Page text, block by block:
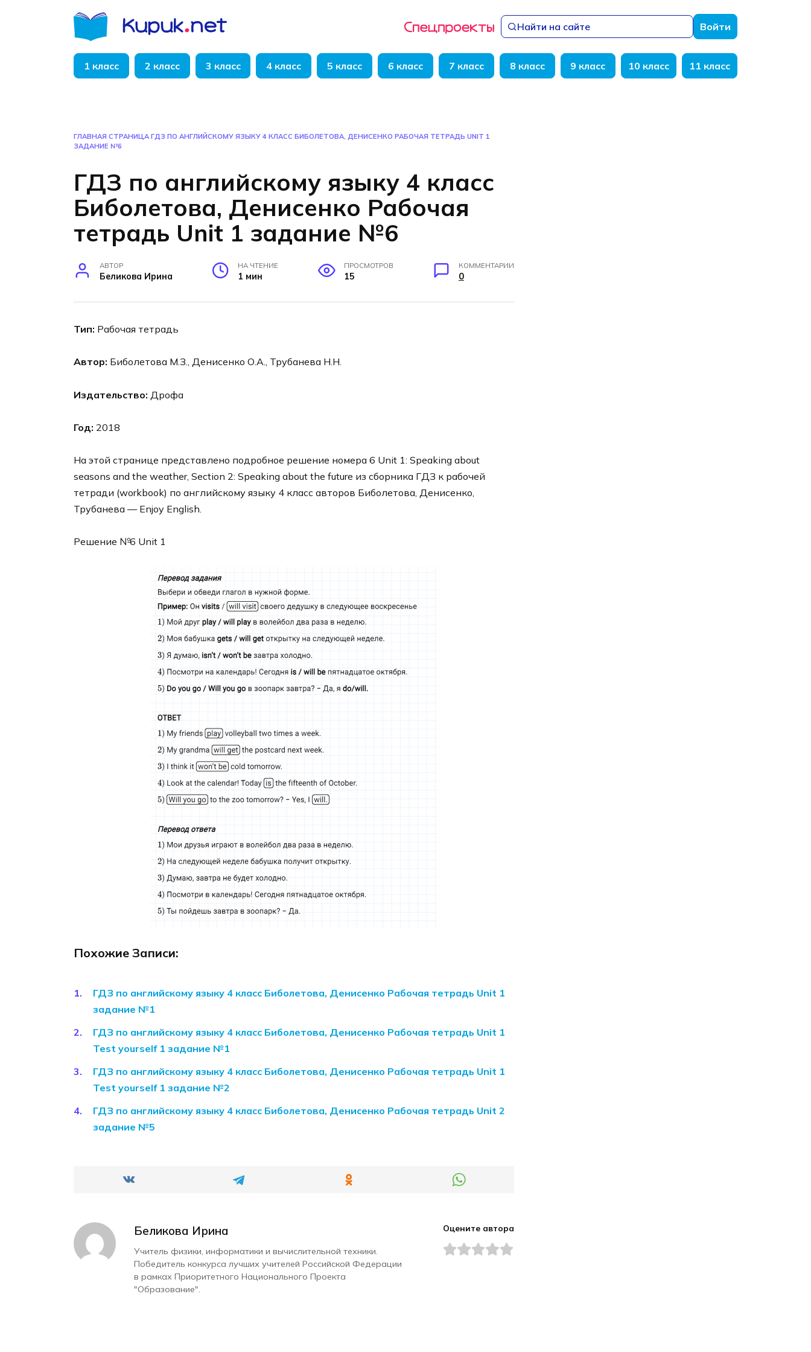
Найти на сайте Войти
1 класс 2 класс 3 класс 4 класс 5 класс 6 класс 7 класс 8 класс 9 класс 10 класс 11 класс
ГЛАВНАЯ СТРАНИЦА ГДЗ ПО АНГЛИЙСКОМУ ЯЗЫКУ 4 КЛАСС БИБОЛЕТОВА, ДЕНИСЕНКО РАБОЧАЯ ТЕТРАДЬ UNIT 1
ЗАДАНИЕ №6
ГДЗ по английскому языку 4 класс
Биболетова, Денисенко Рабочая
тетрадь Unit 1 задание №6
АВТОР
Беликова Ирина
НА ЧТЕНИЕ
1 мин
ПРОСМОТРОВ
15
КОММЕНТАРИИ
0
Тип: Рабочая тетрадь
Автор: Биболетова М.З., Денисенко О.А., Трубанева Н.Н.
Издательство: Дрофа
Год: 2018
На этой странице представлено подробное решение номера 6 Unit 1: Speaking about
seasons and the weather, Section 2: Speaking about the future из сборника ГДЗ к рабочей
тетради (workbook) по английскому языку 4 класс авторов Биболетова, Денисенко,
Трубанева — Enjoy English.
Решение №6 Unit 1
Похожие Записи:
ГДЗ по английскому языку 4 класс Биболетова, Денисенко Рабочая тетрадь Unit 1
задание №1
ГДЗ по английскому языку 4 класс Биболетова, Денисенко Рабочая тетрадь Unit 1
Test yourself 1 задание №1
ГДЗ по английскому языку 4 класс Биболетова, Денисенко Рабочая тетрадь Unit 1
Test yourself 1 задание №2
ГДЗ по английскому языку 4 класс Биболетова, Денисенко Рабочая тетрадь Unit 2
задание №5
Беликова Ирина
Учитель физики, информатики и вычислительной техники.
Победитель конкурса лучших учителей Российской Федерации
в рамках Приоритетного Национального Проекта
"Образование".
Оцените автора